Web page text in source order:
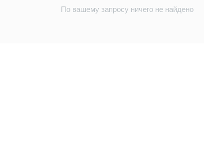
По вашему запросу ничего не найдено